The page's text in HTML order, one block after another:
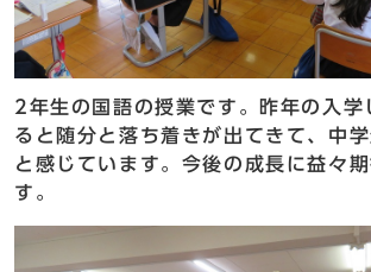
2年生の国語の授業です。昨年の入学
ると随分と落ち着きが出てきて、中
と感じています。今後の成長に益々
す。